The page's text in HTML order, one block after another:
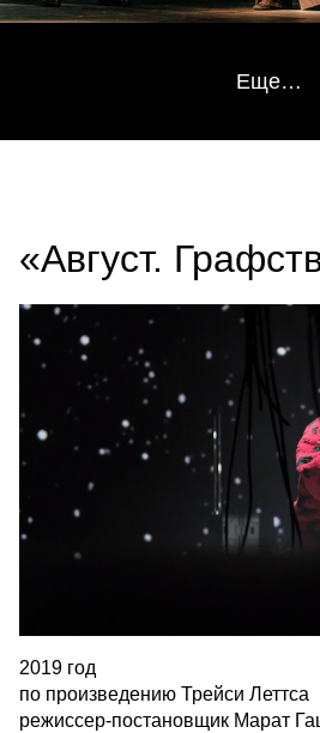
Еще…
«Август.
2019 год
по произведению Трейси Леттса
режиссер-постановщик Марат